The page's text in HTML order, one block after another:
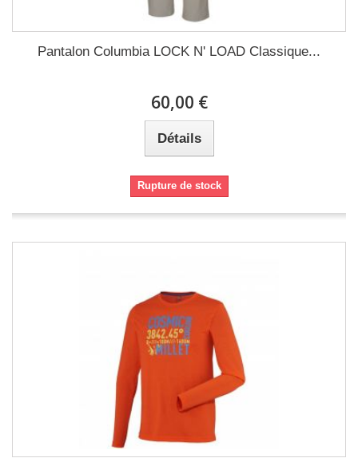
Pantalon Columbia LOCK N' LOAD Classique...
60,00 €
Détails
Rupture de stock